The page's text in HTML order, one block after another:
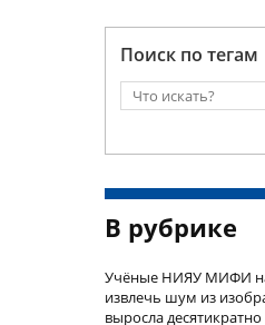
Поиск по тегам
В рубрике
Учëные НИЯУ МИФИ
извлечь шум из
выросла десятикратно